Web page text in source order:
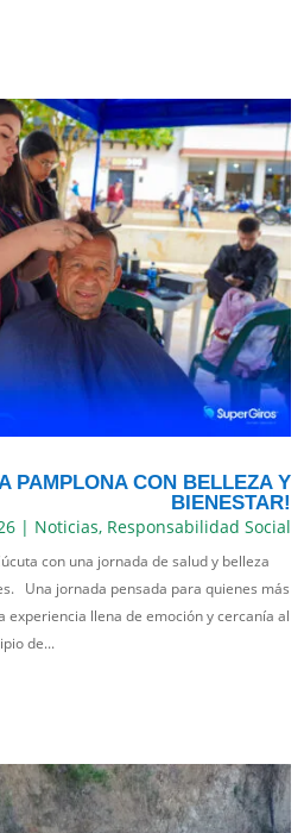
PAMPLONA CON BELLEZA Y
BIENESTAR!
| Noticias, Responsabilidad Social
con una jornada de salud y belleza
Una jornada pensada para quienes más
experiencia llena de emoción y cercanía al
de...